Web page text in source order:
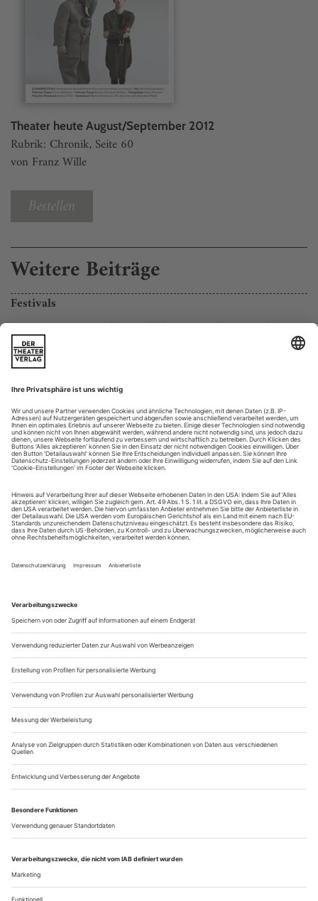
Theater heute August/September 2012
Rubrik: Chronik, Seite 60
von Franz Wille
Bestellen
Weitere Beiträge
Festivals
Die Wiener Festwochen sind das Super­schwergewicht unter
den Sommerfestivals im deutschsprachigen Raum: 30
Produktionen allein im Schauspielprogramm, darunter
Großproduktionen, aber auch zahlreiche
Entdeckungen jenseits des Establishments.
Dagegen behauptet die Biennale Neue Stücke aus Europa in
Wiesbaden und Mainz auch...
Pläne der Redaktion / Impressum
In Salzburg beginnt ein neues Team. Schauspiel-ChefSven-
Eric Bechtolfgeht die neue Aufgabe feiertäglich an:
Programm exemplarisch ist.» Her mit dem Beispielhaften!!
In London werden im Sommer nicht nur Medaillen vergeben,
auch die Kunst kommt nicht zu kurz: Impressionen vom
Olympia-Kulturprogramm.
Vor den...
Die Gesetze des gemeinsamen Erscheinens
Das Verhältnis von Theater und Politik wird neu gedacht
Terry, die Performerin mit den langen, etwas zersaust
wirkenden Haaren, setzt ihre Worte in ihrem ganz eigenen
Rhythmus, mit Bedacht, ein wenig schleppend: «Eine gute
Geschichte braucht einen guten Anfang, Charaktere,
Vorbilder, beste Freunde, Feinde, Überraschungen …» Die
Aufzählung zieht sich in die Länge. Während Terry spricht,
macht sich unter den fünf anderen...